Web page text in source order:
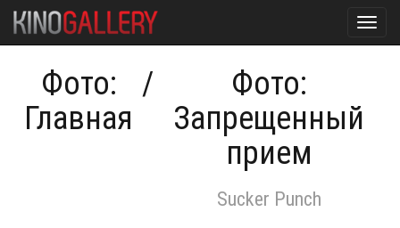
Фото:
Главная
/
Фото:
Запрещенный
прием
Sucker Punch